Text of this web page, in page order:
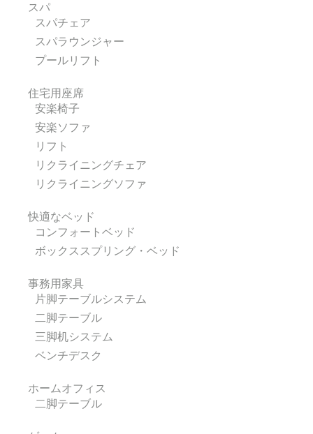
スパ
スパチェア
スパラウンジャー
プールリフト
住宅用座席
安楽椅子
安楽ソファ
リフト
リクライニングチェア
リクライニングソファ
快適なベッド
コンフォートベッド
ボックススプリング・ベッド
事務用家具
片脚テーブルシステム
二脚テーブル
三脚机システム
ベンチデスク
ホームオフィス
二脚テーブル